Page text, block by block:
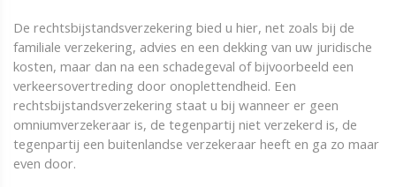
De rechtsbijstandsverzekering bied u hier, net zoals bij de
familiale verzekering, advies en een dekking van uw juridische
kosten, maar dan na een schadegeval of bijvoorbeeld een
verkeersovertreding door onoplettendheid. Een
rechtsbijstandsverzekering staat u bij wanneer er geen
omniumverzekeraar is, de tegenpartij niet verzekerd is, de
tegenpartij een buitenlandse verzekeraar heeft en ga zo maar
even door.